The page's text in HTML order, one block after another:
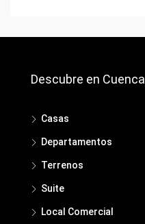
Descubre en Cuenca
Casas
Departamentos
Terrenos
Suite
Local Comercial